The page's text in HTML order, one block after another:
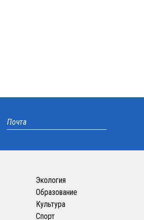
Экология
Образование
Культура
Спорт